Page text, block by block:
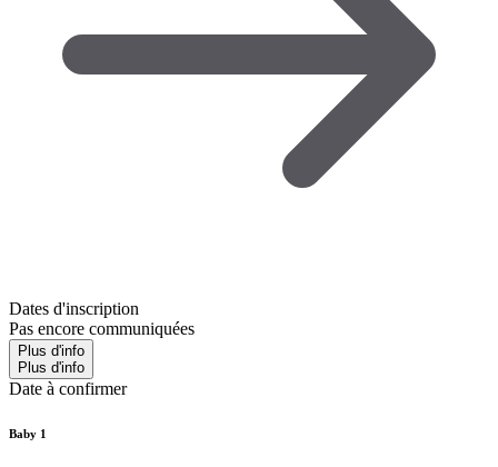
Dates d'inscription
Pas encore communiquées
Plus d'info
Plus d'info
Date à confirmer
Baby 1